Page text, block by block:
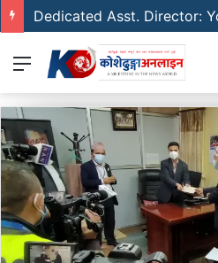
Dedicated Asst. Director:
Menu